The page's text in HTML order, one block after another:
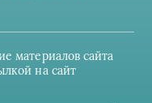
материалов сайта
на сайт